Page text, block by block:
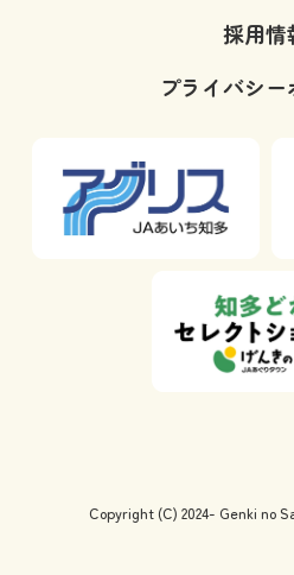
採用情
プライバシー
Copyright (C) 2024- Genki no